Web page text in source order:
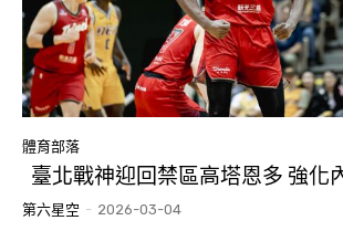
體育部落
臺北戰神迎回禁區高塔恩多 強化
第六星空 - 2026-03-04